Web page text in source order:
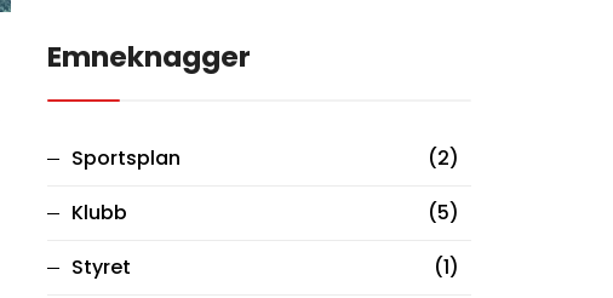
Emneknagger
Sportsplan
(2)
Klubb
(5)
Styret
(1)